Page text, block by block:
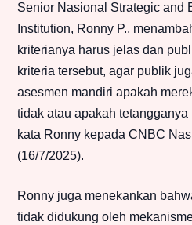
Senior Nasional Strategic and
Institution, Ronny P.,
kriterianya harus jelas dan
kriteria tersebut, agar publik
asesmen mandiri apakah
tidak atau apakah
kata Ronny kepada CNBC
(16/7/2025).
Ronny juga menekankan
tidak didukung oleh